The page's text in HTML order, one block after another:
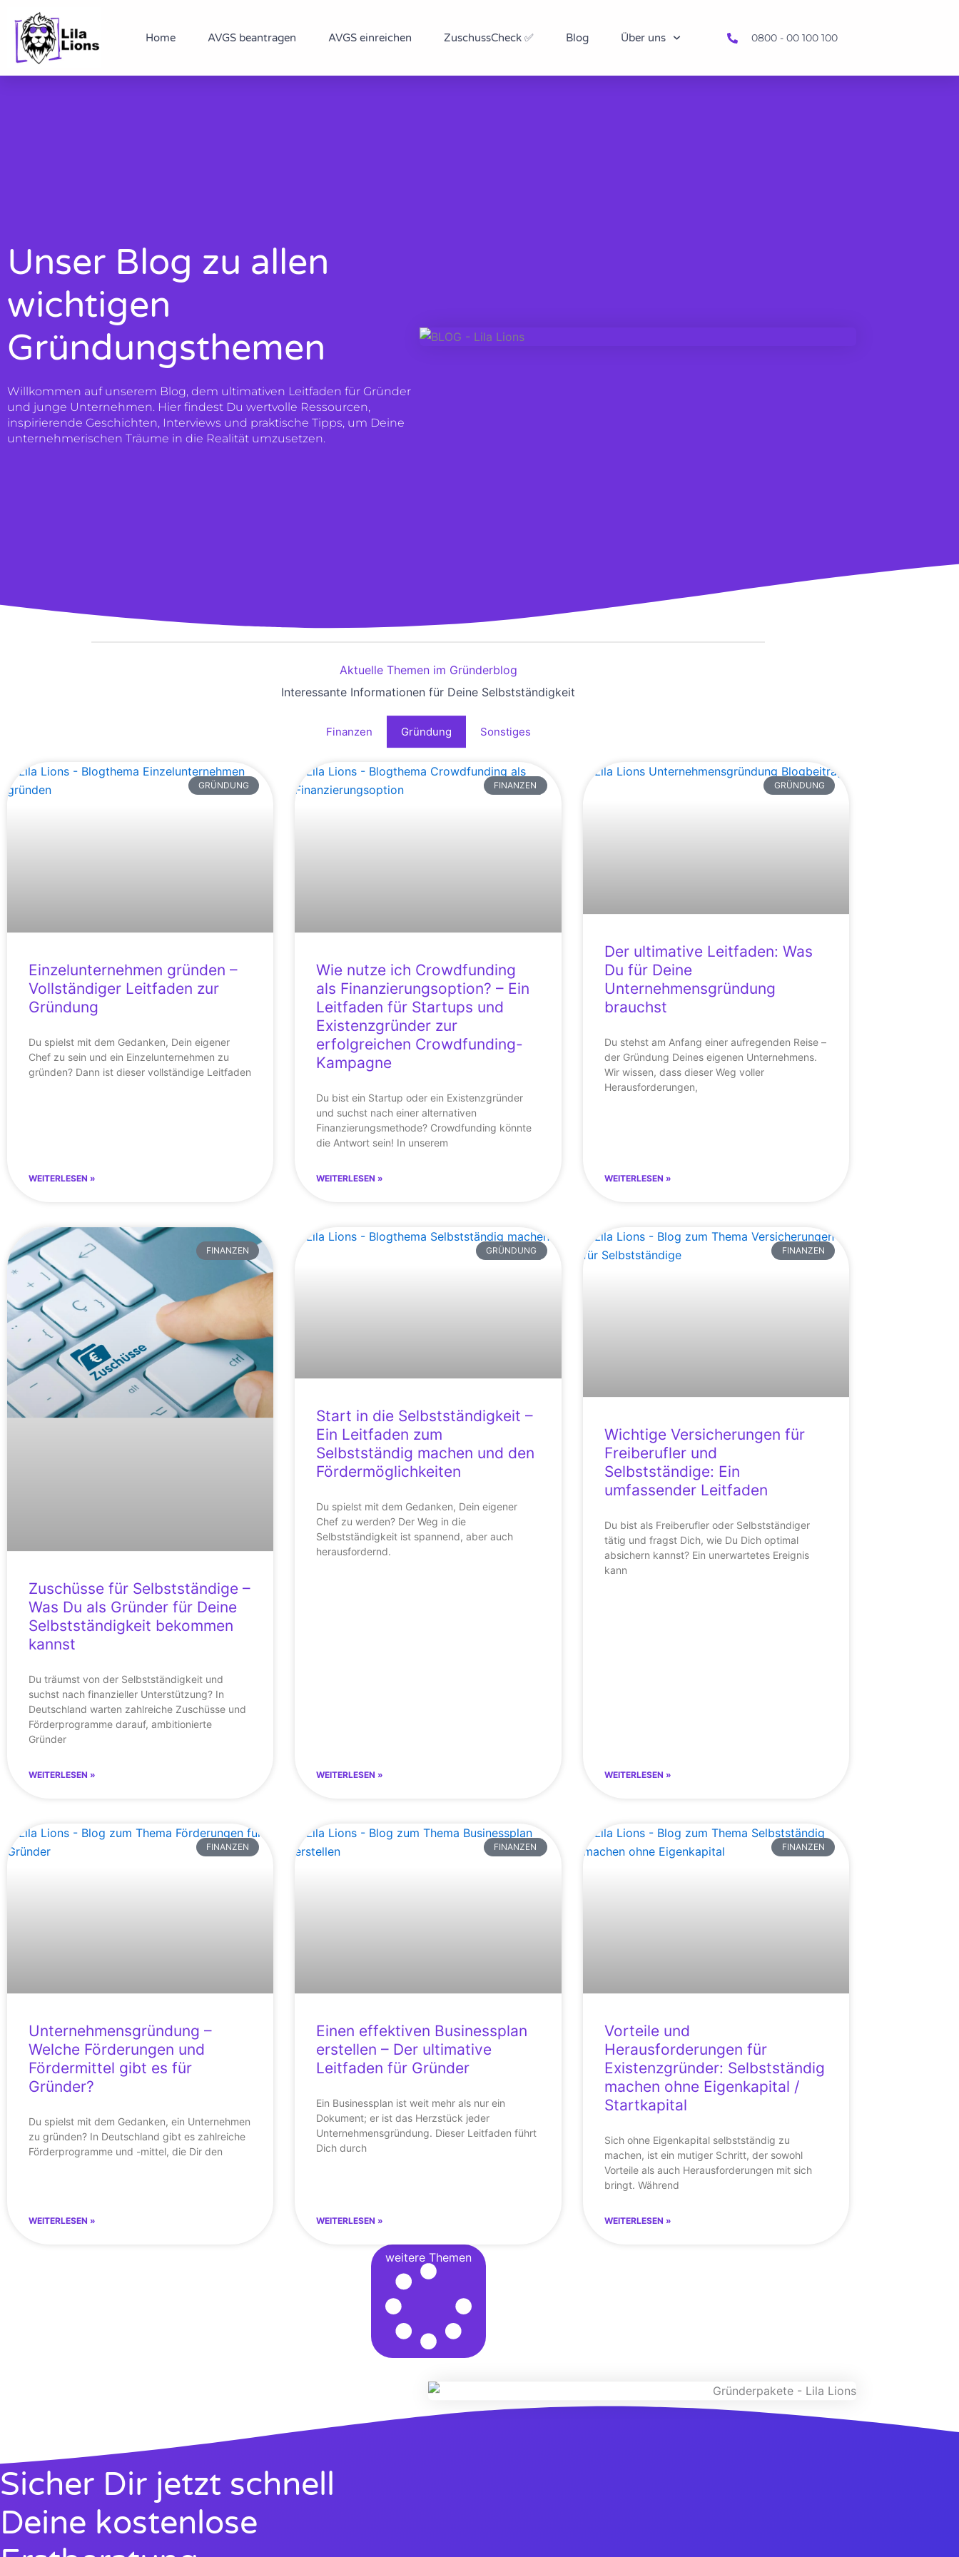
Inhalt
springen
Home AVGS beantragen AVGS einreichen ZuschussCheck ✅ Blog Über uns 0800 - 00 100 100
Unser Blog zu allen
wichtigen
Gründungsthemen
Willkommen auf unserem Blog, dem ultimativen Leitfaden für Gründer
und junge Unternehmen. Hier findest Du wertvolle Ressourcen,
inspirierende Geschichten, Interviews und praktische Tipps, um Deine
unternehmerischen Träume in die Realität umzusetzen.
Aktuelle Themen im Gründerblog
Interessante Informationen für Deine Selbstständigkeit
Finanzen Gründung Sonstiges
GRÜNDUNG
Einzelunternehmen gründen –
Vollständiger Leitfaden zur
Gründung
Du spielst mit dem Gedanken, Dein eigener
Chef zu sein und ein Einzelunternehmen zu
gründen? Dann ist dieser vollständige Leitfaden
WEITERLESEN »
FINANZEN
Wie nutze ich Crowdfunding
als Finanzierungsoption? – Ein
Leitfaden für Startups und
Existenzgründer zur
erfolgreichen Crowdfunding-
Kampagne
Du bist ein Startup oder ein Existenzgründer
und suchst nach einer alternativen
Finanzierungsmethode? Crowdfunding könnte
die Antwort sein! In unserem
WEITERLESEN »
GRÜNDUNG
Der ultimative Leitfaden: Was
Du für Deine
Unternehmensgründung
brauchst
Du stehst am Anfang einer aufregenden Reise –
der Gründung Deines eigenen Unternehmens.
Wir wissen, dass dieser Weg voller
Herausforderungen,
WEITERLESEN »
FINANZEN
Zuschüsse für Selbstständige –
Was Du als Gründer für Deine
Selbstständigkeit bekommen
kannst
Du träumst von der Selbstständigkeit und
suchst nach finanzieller Unterstützung? In
Deutschland warten zahlreiche Zuschüsse und
Förderprogramme darauf, ambitionierte
Gründer
WEITERLESEN »
GRÜNDUNG
Start in die Selbstständigkeit –
Ein Leitfaden zum
Selbstständig machen und den
Fördermöglichkeiten
Du spielst mit dem Gedanken, Dein eigener
Chef zu werden? Der Weg in die
Selbstständigkeit ist spannend, aber auch
herausfordernd.
WEITERLESEN »
FINANZEN
Wichtige Versicherungen für
Freiberufler und
Selbstständige: Ein
umfassender Leitfaden
Du bist als Freiberufler oder Selbstständiger
tätig und fragst Dich, wie Du Dich optimal
absichern kannst? Ein unerwartetes Ereignis
kann
WEITERLESEN »
FINANZEN
Unternehmensgründung –
Welche Förderungen und
Fördermittel gibt es für
Gründer?
Du spielst mit dem Gedanken, ein Unternehmen
zu gründen? In Deutschland gibt es zahlreiche
Förderprogramme und -mittel, die Dir den
WEITERLESEN »
FINANZEN
Einen effektiven Businessplan
erstellen – Der ultimative
Leitfaden für Gründer
Ein Businessplan ist weit mehr als nur ein
Dokument; er ist das Herzstück jeder
Unternehmensgründung. Dieser Leitfaden führt
Dich durch
WEITERLESEN »
FINANZEN
Vorteile und
Herausforderungen für
Existenzgründer: Selbstständig
machen ohne Eigenkapital /
Startkapital
Sich ohne Eigenkapital selbstständig zu
machen, ist ein mutiger Schritt, der sowohl
Vorteile als auch Herausforderungen mit sich
bringt. Während
WEITERLESEN »
weitere Themen
Sicher Dir jetzt schnell
Deine kostenlose